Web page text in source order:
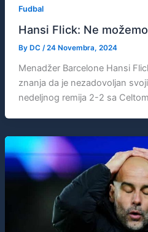
Fudbal
Hansi Flick: Ne
By DC /24 Novembra, 2024
Menadžer Barcelone Hansi
znanja da je nezadovoljan
nedeljnog remija 2-2 sa